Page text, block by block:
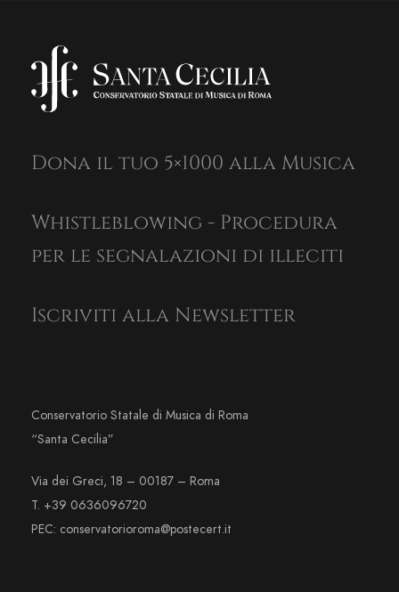
Dona il tuo 5×1000 alla Musica
Whistleblowing - Procedura
per le segnalazioni di illeciti
Iscriviti alla Newsletter
Conservatorio Statale di Musica di Roma
“Santa Cecilia”
Via dei Greci, 18 – 00187 – Roma
T. +39 0636096720
PEC: conservatorioroma@postecert.it